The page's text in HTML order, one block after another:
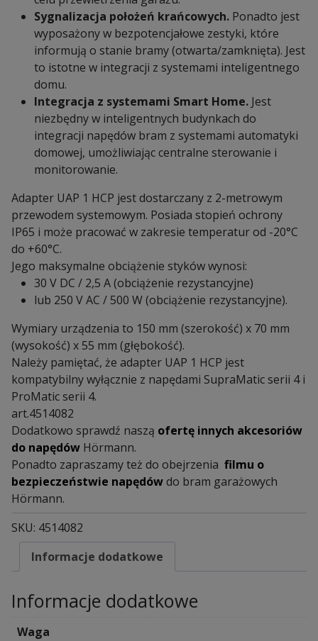
Sygnalizacja położeń krańcowych. Ponadto jest
wyposażony w bezpotencjałowe zestyki, które
informują o stanie bramy (otwarta/zamknięta). Jest
to istotne w integracji z systemami inteligentnego
domu.
Integracja z systemami Smart Home. Jest
niezbędny w inteligentnych budynkach do
integracji napędów bram z systemami automatyki
domowej, umożliwiając centralne sterowanie i
monitorowanie.
Adapter UAP 1 HCP jest dostarczany z 2-metrowym
przewodem systemowym. Posiada stopień ochrony
IP65 i może pracować w zakresie temperatur od -20°C
do +60°C.
Jego maksymalne obciążenie styków wynosi:
30 V DC / 2,5 A (obciążenie rezystancyjne)
lub 250 V AC / 500 W (obciążenie rezystancyjne).
Wymiary urządzenia to 150 mm (szerokość) x 70 mm
(wysokość) x 55 mm (głębokość).
Należy pamiętać, że adapter UAP 1 HCP jest
kompatybilny wyłącznie z napędami SupraMatic serii 4 i
ProMatic serii 4.
art.4514082
Dodatkowo sprawdź naszą ofertę innych akcesoriów
do napędów Hörmann.
Ponadto zapraszamy też do obejrzenia filmu o
bezpieczeństwie napędówdo bram garażowych
Hörmann.
SKU: 4514082
Informacje dodatkowe
Informacje dodatkowe
Waga